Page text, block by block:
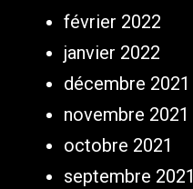
février 2022
janvier 2022
décembre 2021
novembre 2021
octobre 2021
septembre 2021